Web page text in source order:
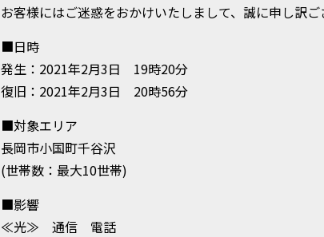
お客様にはご迷惑をおかけいたしまして、誠に申し訳ご
■日時
発生：2021年2月3日 19時20分
復旧：2021年2月3日 20時56分
■対象エリア
長岡市小国町千谷沢
(世帯数：最大10世帯)
■影響
≪光≫ 通信 電話